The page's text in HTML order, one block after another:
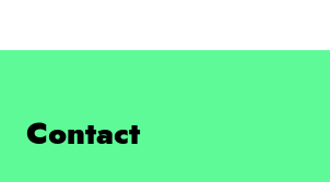
Contact